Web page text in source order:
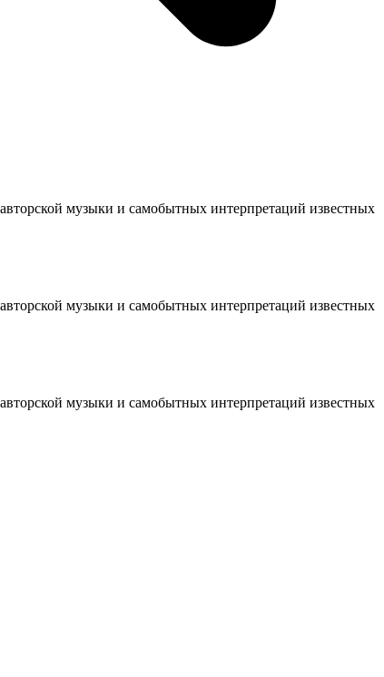
музыки и самобытных интерпретаций известных
музыки и самобытных интерпретаций известных
музыки и самобытных интерпретаций известных